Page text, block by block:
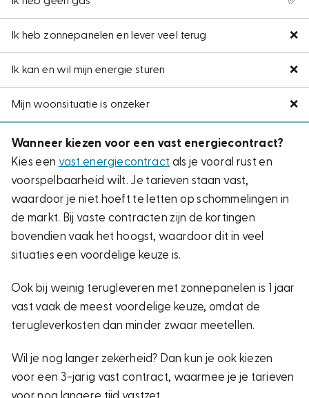
Ik heb zonnepanelen en lever veel terug ❌
Ik kan en wil mijn energie sturen ❌
Mijn woonsituatie is onzeker ❌
Wanneer kiezen voor een vast energiecontract?
Kies een vast energiecontract als je vooral rust en
voorspelbaarheid wilt. Je tarieven staan vast,
waardoor je niet hoeft te letten op schommelingen in
de markt. Bij vaste contracten zijn de kortingen
bovendien vaak het hoogst, waardoor dit in veel
situaties een voordelige keuze is.
Ook bij weinig terugleveren met zonnepanelen is 1 jaar
vast vaak de meest voordelige keuze, omdat de
terugleverkosten dan minder zwaar meetellen.
Wil je nog langer zekerheid? Dan kun je ook kiezen
voor een 3-jarig vast contract, waarmee je je tarieven
voor nog langere tijd vastzet.